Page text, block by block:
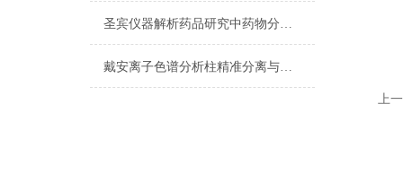
圣宾仪器解析药品研究中药物分析C18 色谱柱的差异与选择
戴安离子色谱分析柱精准分离与灵敏检测离子组分
上